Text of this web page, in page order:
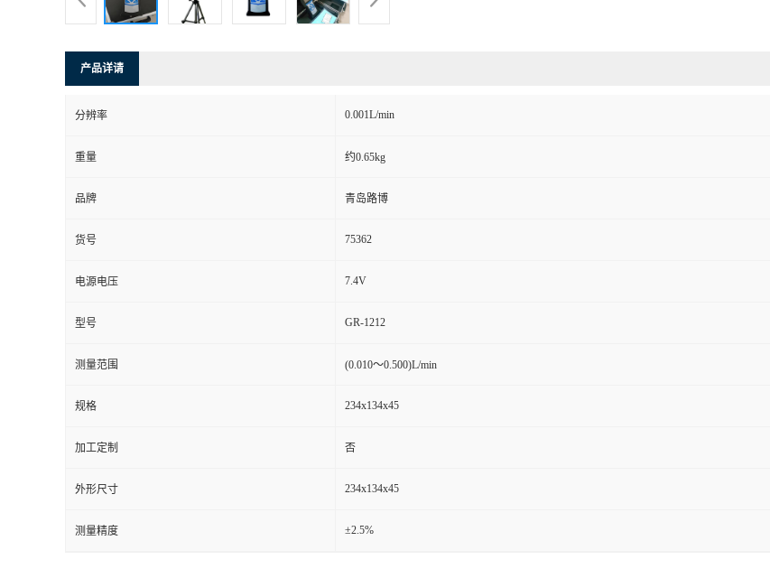
产品详请
分辨率 0.001L/min
重量 约0.65kg
品牌 青岛路博
货号 75362
电源电压 7.4V
型号 GR-1212
测量范围 (0.010～0.500)L/min
规格 234x134x45
加工定制 否
外形尺寸 234x134x45
测量精度 ±2.5%